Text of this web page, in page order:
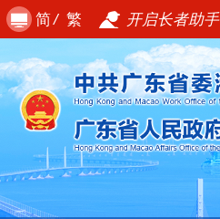
简/ 繁 开启长者助手